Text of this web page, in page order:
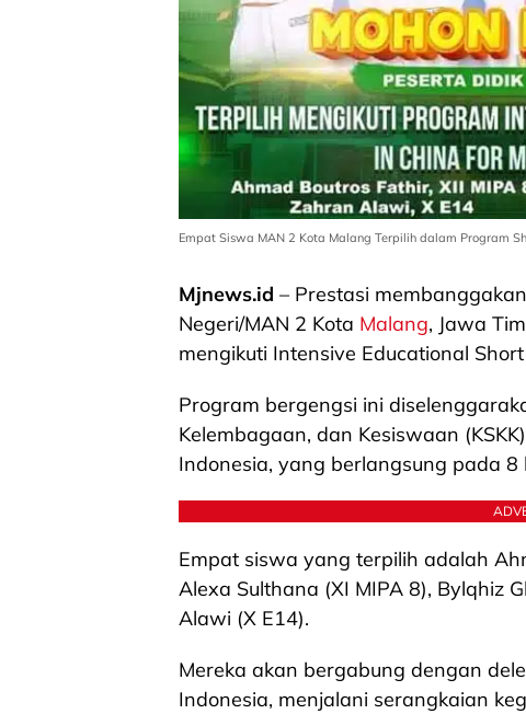
Empat Siswa MAN 2 Kota Malang Terpilih dalam Program
Mjnews.id – Prestasi
Negeri/MAN 2 Kota Malang, Jawa
mengikuti Intensive Educational
Program bergengsi ini
Kelembagaan, dan Kesiswaan
Indonesia, yang berlangsung pada
Empat siswa yang terpilih adalah
Alexa Sulthana (XI MIPA 8), Bylqhiz
Alawi (X E14).
Mereka akan bergabung dengan
Indonesia, menjalani serangkaian